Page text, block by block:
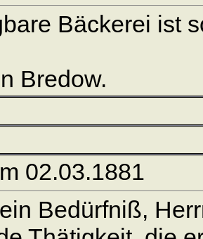
Bäckerei ist
Bredow.
02.03.1881
Bedürfniß,